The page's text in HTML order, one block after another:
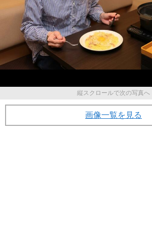
縦スクロールで次の写真へ
画像一覧を見る